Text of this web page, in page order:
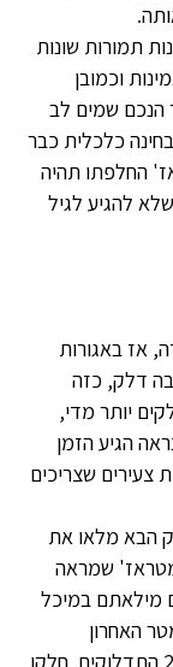
תמורות שונות
וכמובן
הנכם שמים לב
כלכלית כבר
החלפתו תהיה
מומלץ שלא להגיע לגיל
אז באגורות
דלק, כזה
יותר מדי,
הגיע הזמן
צעירים שצריכים
הבא מלאו את
שמראה
מילאתם במיכל
האחרון
מהראשון לקבלת מס' הק"מ שהרכב נסע בין 2 התדלוקים. חלקו